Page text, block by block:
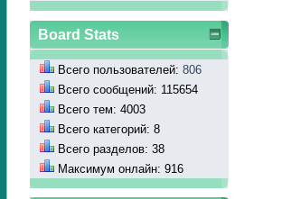
Board Stats
Всего пользователей:806
Всего сообщений: 115654
Всего тем: 4003
Всего категорий: 8
Всего разделов: 38
Максимум онлайн: 916